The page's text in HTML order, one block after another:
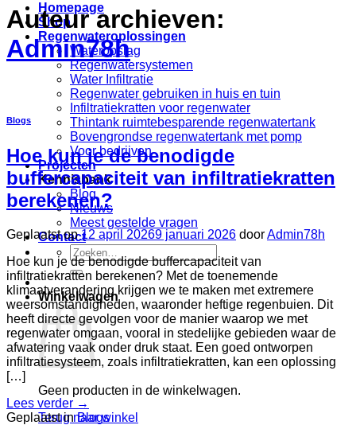
Homepage
Shop
Regenwateroplossingen
Wateropslag
Regenwatersystemen
Water Infiltratie
Regenwater gebruiken in huis en tuin
Infiltratiekratten voor regenwater
Thintank ruimtebesparende regenwatertank
Bovengrondse regenwatertank met pomp
Voor bedrijven
Projecten
Kennisbank
Blog
Nieuws
Meest gestelde vragen
Contact
Zoeken
naar:
Winkelwagen
Geen producten in de winkelwagen.
Terug naar winkel
Auteur archieven:
Admin78h
Blogs
Hoe kun je de benodigde
buffercapaciteit van infiltratiekratten
berekenen?
Geplaatst op12 april 20269 januari 2026 doorAdmin78h
Hoe kun je de benodigde buffercapaciteit van
infiltratiekratten berekenen? Met de toenemende
klimaatverandering krijgen we te maken met extremere
weersomstandigheden, waaronder heftige regenbuien. Dit
heeft directe gevolgen voor de manier waarop we met
regenwater omgaan, vooral in stedelijke gebieden waar de
afwatering vaak onder druk staat. Een goed ontworpen
infiltratiesysteem, zoals infiltratiekratten, kan een oplossing
[…]
Lees verder →
Geplaatst inBlogs